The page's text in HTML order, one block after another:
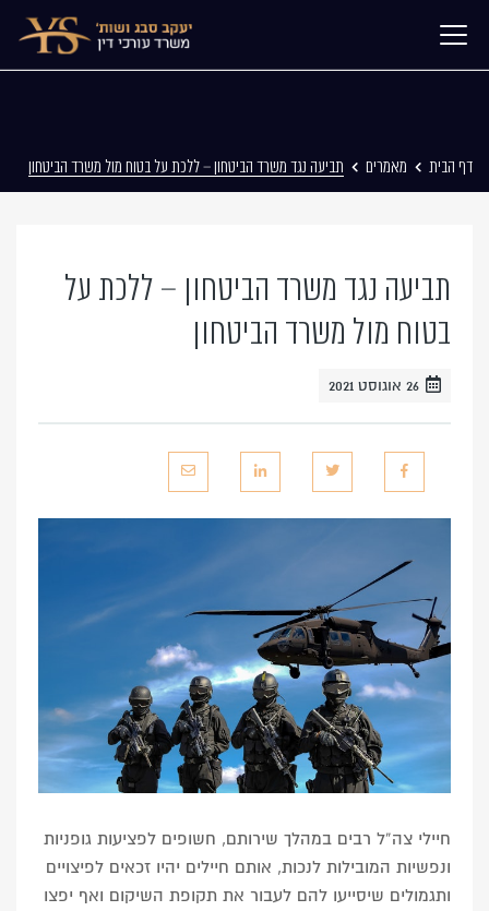
דף הבית מאמרים תביעה נגד משרד הביטחון – ללכת על בטוח מול משרד הביטחון
תביעה נגד משרד הביטחון – ללכת על
בטוח מול משרד הביטחון
26 אוגוסט 2021
חיילי צה”ל רבים במהלך שירותם, חשופים לפציעות גופניות
ונפשיות המובילות לנכות, אותם חיילים יהיו זכאים לפיצויים
ותגמולים שיסייעו להם לעבור את תקופת השיקום ואף יפצו